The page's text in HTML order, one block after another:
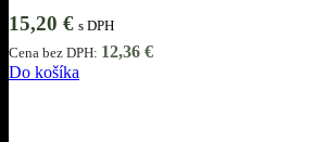
15,20 € s DPH
Cena bez DPH: 12,36 €
Do košíka